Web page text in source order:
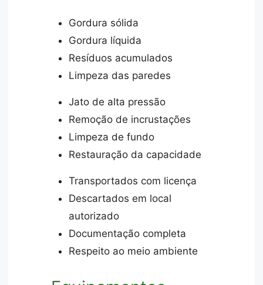
Gordura sólida
Gordura líquida
Resíduos acumulados
Limpeza das paredes
Jato de alta pressão
Remoção de incrustações
Limpeza de fundo
Restauração da capacidade
Transportados com licença
Descartados em local
autorizado
Documentação completa
Respeito ao meio ambiente